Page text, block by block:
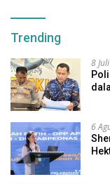
Trending
8
6